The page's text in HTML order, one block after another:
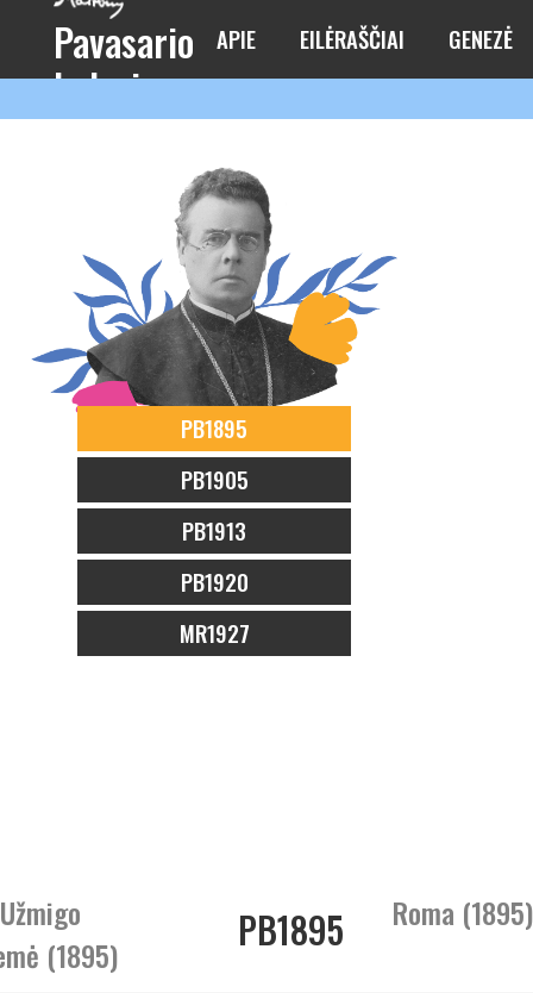
Pavasario
balsai
APIE EILĖRAŠČIAI GENEZĖ
PB1895
PB1905
PB1913
PB1920
MR1927
(1895)
PB1895 Roma